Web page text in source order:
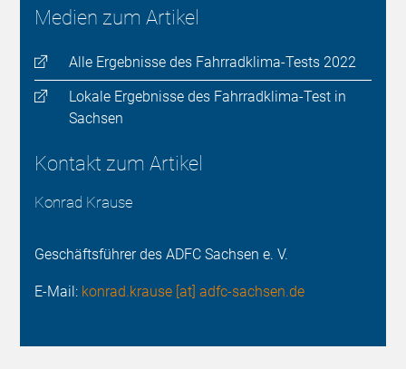
Medien zum Artikel
Alle Ergebnisse des Fahrradklima-Tests 2022
Lokale Ergebnisse des Fahrradklima-Test in
Sachsen
Kontakt zum Artikel
Konrad Krause
Geschäftsführer des ADFC Sachsen e. V.
E-Mail: konrad.krause [at] adfc-sachsen.de